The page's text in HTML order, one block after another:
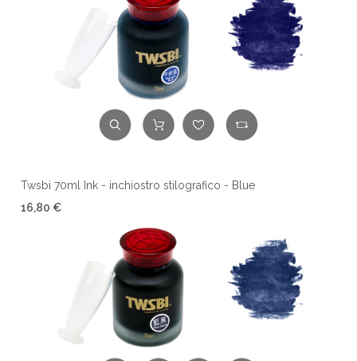
Twsbi 70ml Ink - inchiostro stilografico - Blue
16,80 €